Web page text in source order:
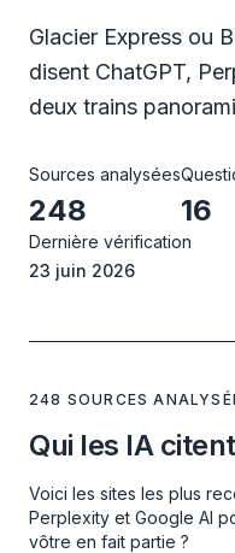
Glacier Express ou
disent ChatGPT,
deux trains
Sources analysées
248 16
Dernière vérification
23 juin 2026
248 SOURCES
Qui les IA
Voici les sites les plus
Perplexity et Google AI
vôtre en fait partie ?